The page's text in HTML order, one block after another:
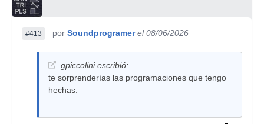
#413 por Soundprogramer el 08/06/2026
gpiccolini escribió:
te sorprenderías las programaciones que tengo
hechas.